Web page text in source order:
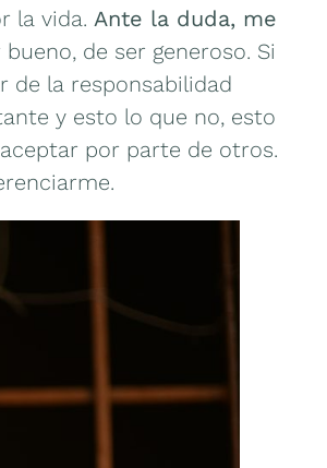
la vida. Ante la duda, me
de ser generoso. Si
de la responsabilidad
y esto lo que no, esto
por parte de otros.